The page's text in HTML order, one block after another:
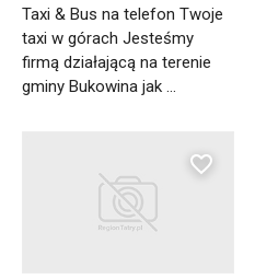
Taxi & Bus na telefon Twoje
taxi w górach Jesteśmy
firmą działającą na terenie
gminy Bukowina jak ...